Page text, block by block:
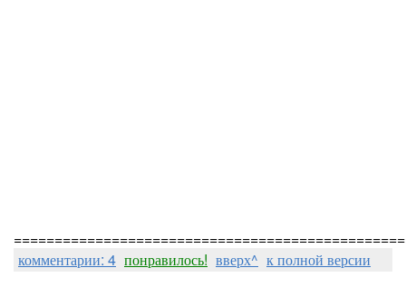
================================================
комментарии: 4 понравилось! вверх^ к полной версии